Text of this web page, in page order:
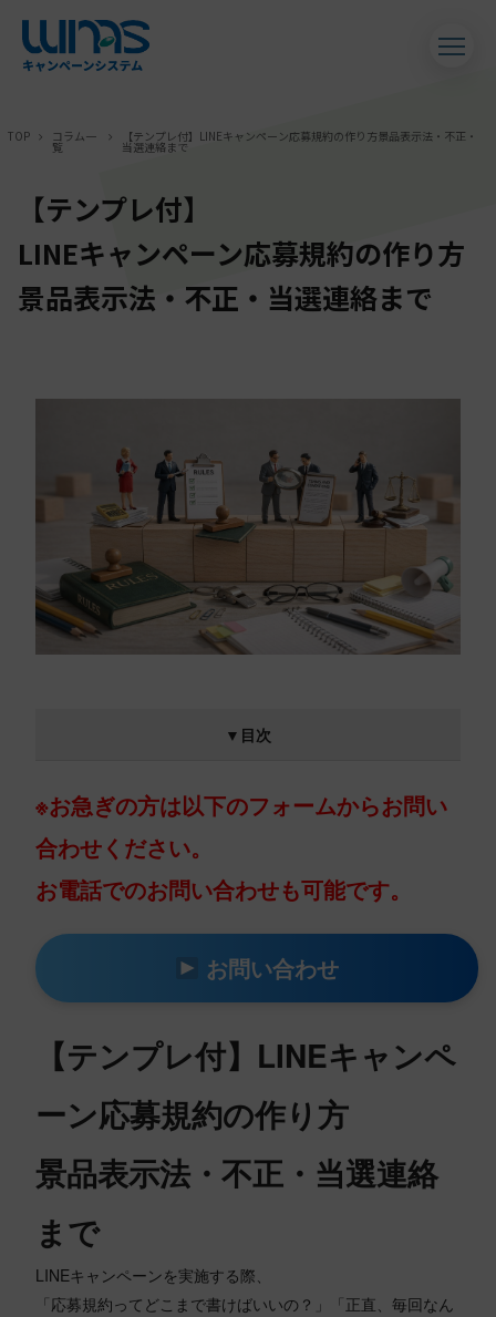
TOP コラム一
覧
【テンプレ付】 LINEキャンペーン応募規約の作り方 景品表示法・不正・
当選連絡まで
【テンプレ付】
LINEキャンペーン応募規約の作り方
景品表示法・不正・当選連絡まで
▼目次
※お急ぎの方は以下のフォームからお問い
合わせください。
お電話でのお問い合わせも可能です。
お問い合わせ
【テンプレ付】LINEキャンペ
ーン応募規約の作り方
景品表示法・不正・当選連絡
まで
LINEキャンペーンを実施する際、
「応募規約ってどこまで書けばいいの？」「正直、毎回なん